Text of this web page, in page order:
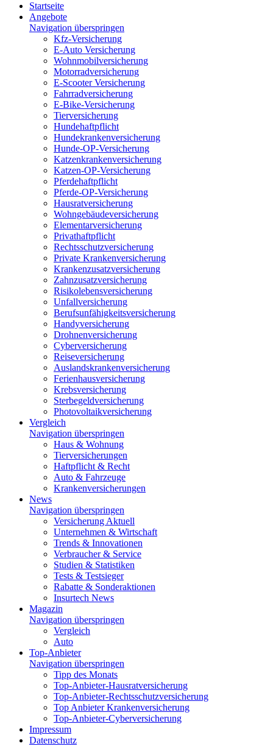
Startseite
Angebote
Navigation überspringen
Kfz-Versicherung
E-Auto Versicherung
Wohnmobilversicherung
Motorradversicherung
E-Scooter Versicherung
Fahrradversicherung
E-Bike-Versicherung
Tierversicherung
Hundehaftpflicht
Hundekrankenversicherung
Hunde-OP-Versicherung
Katzenkrankenversicherung
Katzen-OP-Versicherung
Pferdehaftpflicht
Pferde-OP-Versicherung
Hausratversicherung
Wohngebäudeversicherung
Elementarversicherung
Privathaftpflicht
Rechtsschutzversicherung
Private Krankenversicherung
Krankenzusatzversicherung
Zahnzusatzversicherung
Risikolebensversicherung
Unfallversicherung
Berufsunfähigkeitsversicherung
Handyversicherung
Drohnenversicherung
Cyberversicherung
Reiseversicherung
Auslandskrankenversicherung
Ferienhausversicherung
Krebsversicherung
Sterbegeldversicherung
Photovoltaikversicherung
Vergleich
Navigation überspringen
Haus & Wohnung
Tierversicherungen
Haftpflicht & Recht
Auto & Fahrzeuge
Krankenversicherungen
News
Navigation überspringen
Versicherung Aktuell
Unternehmen & Wirtschaft
Trends & Innovationen
Verbraucher & Service
Studien & Statistiken
Tests & Testsieger
Rabatte & Sonderaktionen
Insurtech News
Magazin
Navigation überspringen
Vergleich
Auto
Top-Anbieter
Navigation überspringen
Tipp des Monats
Top-Anbieter-Hausratversicherung
Top-Anbieter-Rechtsschutzversicherung
Top Anbieter Krankenversicherung
Top-Anbieter-Cyberversicherung
Impressum
Datenschutz